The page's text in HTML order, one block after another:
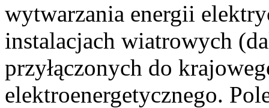
wytwarzania energii
instalacjach wiatrowych
przyłączonych do
elektroenergetycznego.